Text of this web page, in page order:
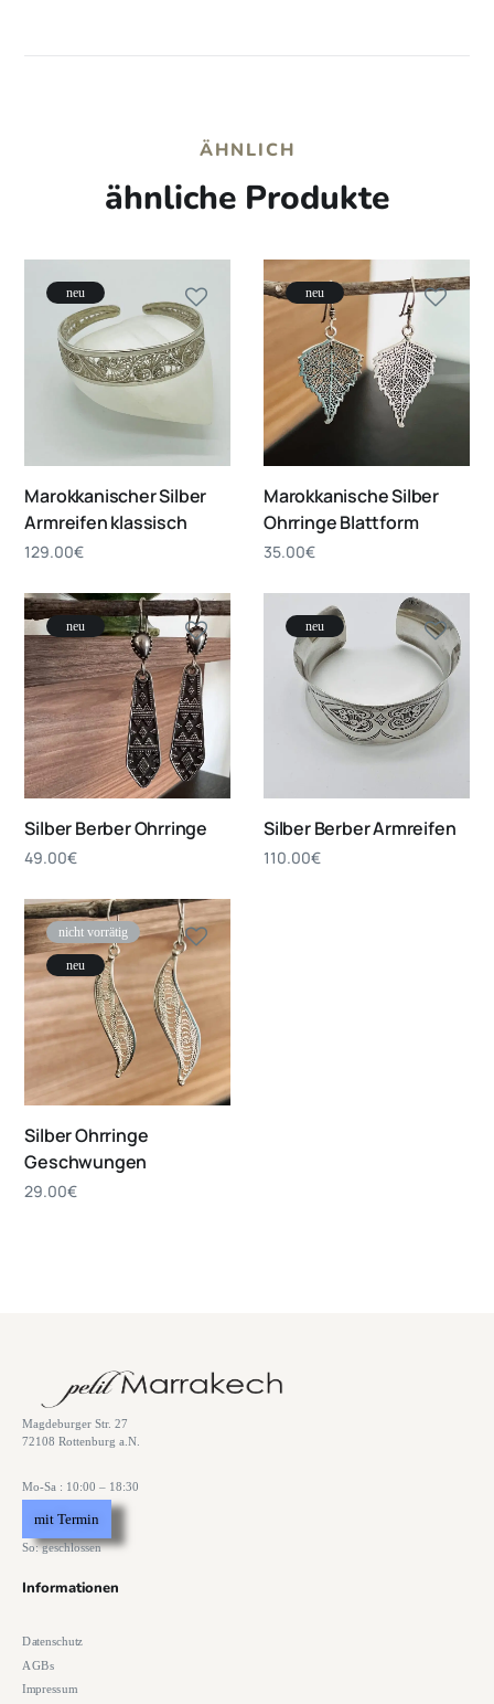
ÄHNLICH
ähnliche Produkte
neu
Marokkanischer Silber
Armreifen klassisch
129.00€
neu
Marokkanische Silber
Ohrringe Blattform
35.00€
neu
Silber Berber Ohrringe
49.00€
neu
Silber Berber Armreifen
110.00€
nicht vorrätig
neu
Silber Ohrringe
Geschwungen
29.00€
Magdeburger Str. 27
72108 Rottenburg a.N.
Mo-Sa : 10:00 – 18:30
mit Termin
So: geschlossen
Informationen
Datenschutz
AGBs
Impressum